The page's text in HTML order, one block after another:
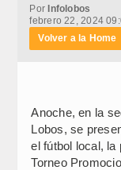
PorInfolobos
febrero 22, 2024
Volver a la Home
Anoche, en la
Lobos, se
el fútbol local, la
Torneo